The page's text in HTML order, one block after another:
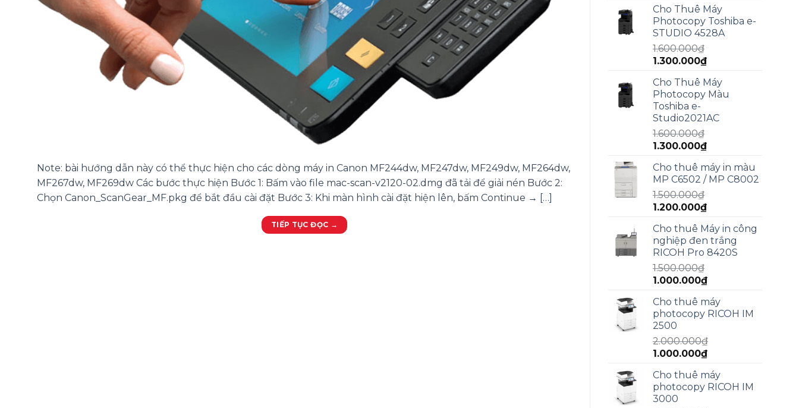
Note: bài hướng dẫn này có thể thực hiện cho các dòng máy in Canon MF244dw, MF247dw, MF249dw, MF264dw,
MF267dw, MF269dw Các bước thực hiện Bước 1: Bấm vào file mac-scan-v2120-02.dmg đã tải để giải nén Bước 2:
Chọn Canon_ScanGear_MF.pkg để bắt đầu cài đặt Bước 3: Khi màn hình cài đặt hiện lên, bấm Continue → […]
TIẾP TỤC ĐỌC →
là:
2.000.000₫.
tại
là:
1.800.000₫.
Cho Thuê Máy
Photocopy Toshiba e-
STUDIO 4528A
1.600.000₫
Giá
là:
1.600.000₫.
1.300.000₫Giá
tại
là:
Cho Thuê Máy
Photocopy Màu
Toshiba e-
Studio2021AC
1.600.000₫
Giá
là:
1.600.000₫.
1.300.000₫Giá
tại
là:
Cho thuê máy in màu
MP C6502 / MP C8002
1.500.000₫
Giá
là:
1.500.000₫.
1.200.000₫Giá
tại
là:
1.200.000₫.
Cho thuê Máy in công
nghiệp đen trắng
RICOH Pro 8420S
1.500.000₫
Giá
là:
1.500.000₫.
1.000.000₫Giá
tại
là:
Cho thuê máy
photocopy RICOH IM
2500
2.000.000₫
Giá
là:
2.000.000₫.
1.000.000₫Giá
tại
là:
Cho thuê máy
photocopy RICOH IM
3000